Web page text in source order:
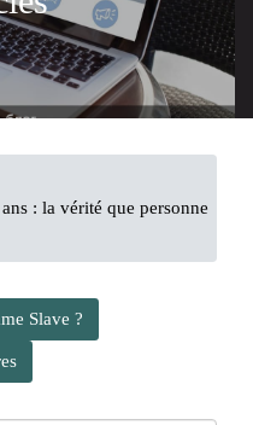
: la vérité que personne
Slave ?